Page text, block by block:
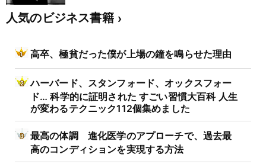
人気のビジネス書籍
高卒、極貧だった僕が上場の鐘を鳴らせた理由
ハーバード、スタンフォード、オックスフォー
ド… 科学的に証明された すごい習慣大百科 人生
が変わるテクニック112個集めました
最高の体調 進化医学のアプローチで、過去最
高のコンディションを実現する方法